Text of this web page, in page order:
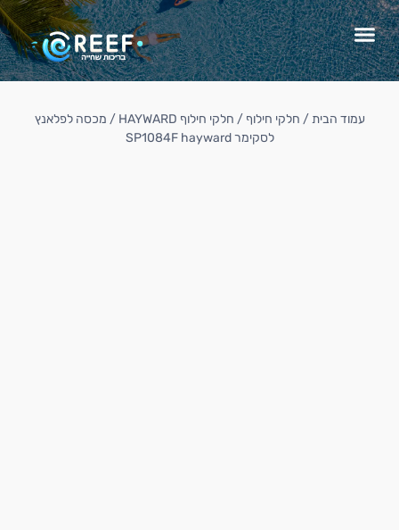
עמוד הבית/ חלקי חילוף / חלקי חילוף HAYWARD
/ מכסה לפלאנץ
לסקימר SP1084F hayward